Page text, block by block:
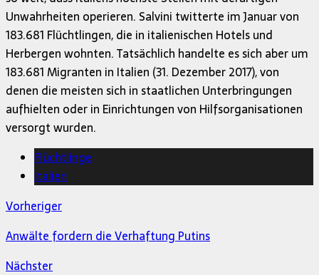
Unwahrheiten operieren. Salvini twitterte im Januar von
183.681 Flüchtlingen, die in italienischen Hotels und
Herbergen wohnten. Tatsächlich handelte es sich aber um
183.681 Migranten in Italien (31. Dezember 2017), von
denen die meisten sich in staatlichen Unterbringungen
aufhielten oder in Einrichtungen von Hilfsorganisationen
versorgt wurden.
Flüchtlinge
Italien
Vorheriger
Anwälte fordern die Verhaftung Putins
Nächster